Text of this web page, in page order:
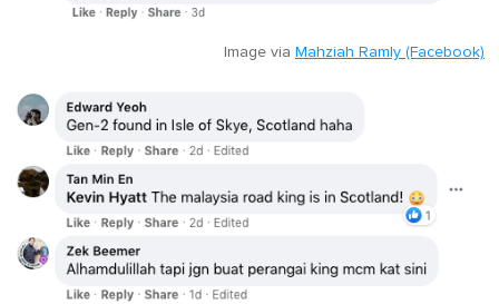
Image via Mahziah Ramly (Facebook)